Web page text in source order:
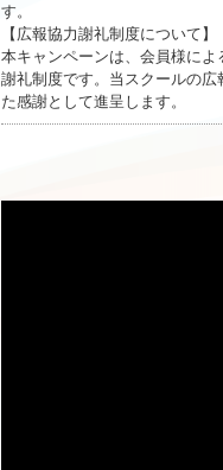
す。
【広報協力謝礼制度について】
本キャンペーンは、会員様に
謝礼制度です。当スクールの
た感謝として進呈します。